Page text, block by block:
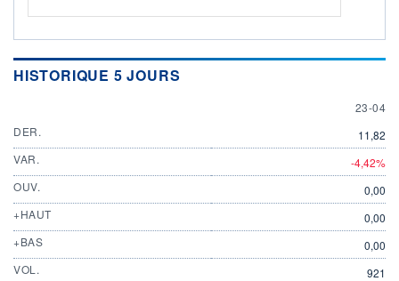
HISTORIQUE 5 JOURS
23
23-04
DER.
11,82
VAR.
-4,42%
OUV.
0,00
+HAUT
0,00
+BAS
0,00
VOL.
921